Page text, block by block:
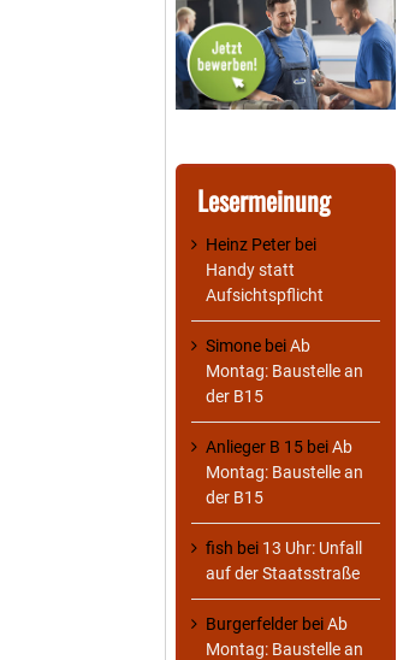
Lesermeinung
Heinz Peter bei
Handy statt
Aufsichtspflicht
Simone beiAb
Montag: Baustelle an
der B15
Anlieger B 15 beiAb
Montag: Baustelle an
der B15
fish bei 13 Uhr: Unfall
auf der Staatsstraße
Burgerfelder beiAb
Montag: Baustelle an